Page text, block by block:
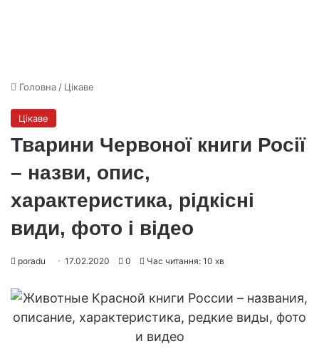
Головна / Цікаве
Цікаве
Тварини Червоної книги Росії
– назви, опис,
характеристика, рідкісні
види, фото і відео
poradu 17.02.2020 0 Час читання: 10 хв